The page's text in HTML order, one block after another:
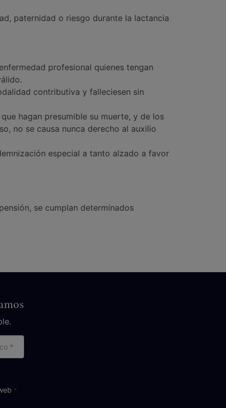
paternidad o riesgo durante la lactancia
profesional quienes tengan
contributiva y falleciesen sin
hagan presumible su muerte, y de los
no se causa nunca derecho al auxilio
especial a tanto alzado a favor
se cumplan determinados